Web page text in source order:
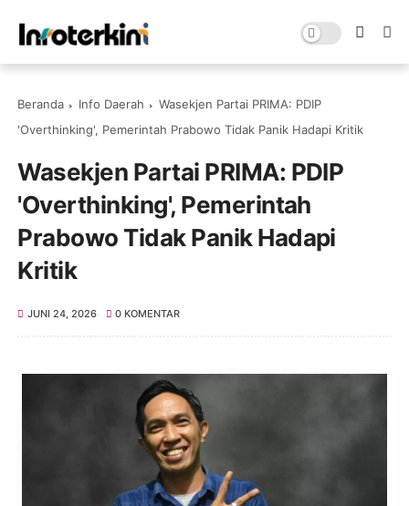
Beranda Info Daerah
Wasekjen Partai PRIMA: PDIP
'Overthinking', Pemerintah Prabowo Tidak Panik Hadapi Kritik
Wasekjen Partai PRIMA: PDIP
'Overthinking', Pemerintah
Prabowo Tidak Panik Hadapi
Kritik
JUNI 24, 2026 0 KOMENTAR